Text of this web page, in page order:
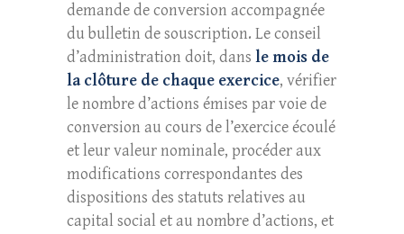
demande de conversion accompagnée
du bulletin de souscription. Le conseil
d’administration doit, dans le mois de
la clôture de chaque exercice, vérifier
le nombre d’actions émises par voie de
conversion au cours de l’exercice écoulé
et leur valeur nominale, procéder aux
modifications correspondantes des
dispositions des statuts relatives au
capital social et au nombre d’actions, et